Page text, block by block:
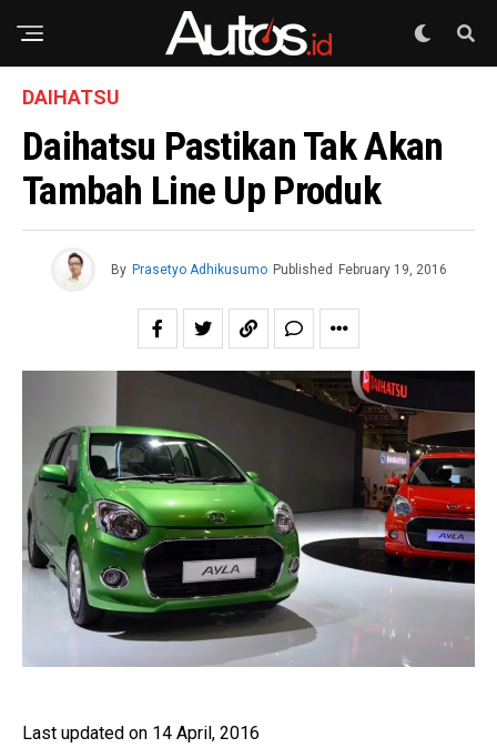
DAIHATSU
Daihatsu Pastikan Tak Akan
Tambah Line Up Produk
By Prasetyo Adhikusumo Published February 19, 2016
Last updated on 14 April, 2016